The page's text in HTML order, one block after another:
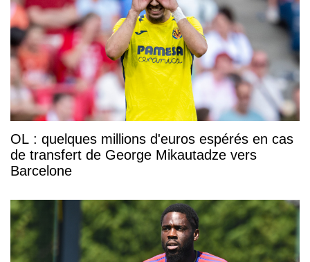
OL : quelques millions d'euros espérés en cas
de transfert de George Mikautadze vers
Barcelone